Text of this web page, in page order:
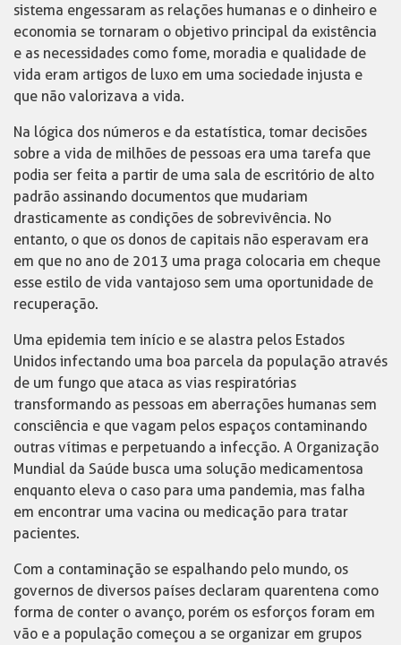
sistema engessaram as relações humanas e o dinheiro e
economia se tornaram o objetivo principal da existência
e as necessidades como fome, moradia e qualidade de
vida eram artigos de luxo em uma sociedade injusta e
que não valorizava a vida.
Na lógica dos números e da estatística, tomar decisões
sobre a vida de milhões de pessoas era uma tarefa que
podia ser feita a partir de uma sala de escritório de alto
padrão assinando documentos que mudariam
drasticamente as condições de sobrevivência. No
entanto, o que os donos de capitais não esperavam era
em que no ano de 2013 uma praga colocaria em cheque
esse estilo de vida vantajoso sem uma oportunidade de
recuperação.
Uma epidemia tem início e se alastra pelos Estados
Unidos infectando uma boa parcela da população através
de um fungo que ataca as vias respiratórias
transformando as pessoas em aberrações humanas sem
consciência e que vagam pelos espaços contaminando
outras vítimas e perpetuando a infecção. A Organização
Mundial da Saúde busca uma solução medicamentosa
enquanto eleva o caso para uma pandemia, mas falha
em encontrar uma vacina ou medicação para tratar
pacientes.
Com a contaminação se espalhando pelo mundo, os
governos de diversos países declaram quarentena como
forma de conter o avanço, porém os esforços foram em
vão e a população começou a se organizar em grupos